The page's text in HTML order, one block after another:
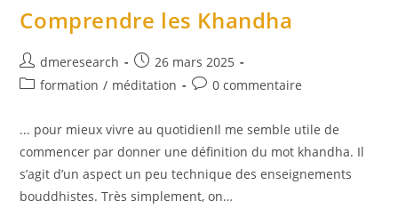
Taoïste
Comprendre les Khandha
Auteur/autrice
de
dmeresearch
Publication
publiée :
26 mars 2025
Postformation / méditation
Commentaires
la
publication :
0 commentaire
... pour mieux vivre au quotidienIl me semble utile de
commencer par donner une définition du mot khandha. Il
s’agit d’un aspect un peu technique des enseignements
bouddhistes. Très simplement, on…